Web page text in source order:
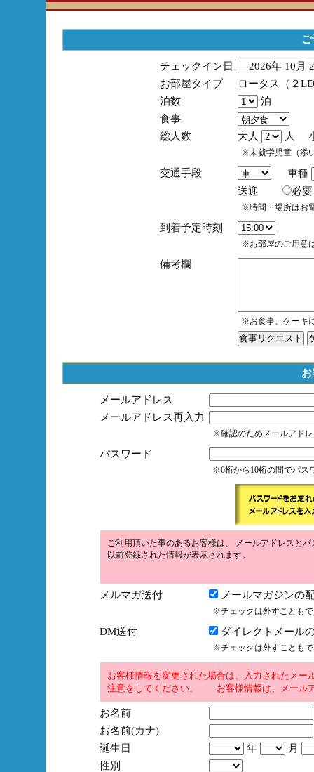
チェックイン日
2026年 10
お部屋タイプ
ロータス（２
泊数
泊
食事
総人数
大人 人
※未就学児童（添
交通手段
車種
送迎
※時間・場所はお
到着予定時刻
※お部屋のご用意
備考欄
※お食事、ケーキ
メールアドレス
メールアドレス再入力
※確認のためメールアド
パスワード
※6桁から10桁の間でパス
ご利用頂いた事のあるお客様は、 メールアドレスと
以前登録された情報が表示されます。
メルマガ送付 メールマガジンの
※チェックは外すことも
DM送付 ダイレクトメール
※チェックは外すことも
お客様情報を変更された場合は、入力されたメ
注意をしてください。 お客様情報は、メール
お名前
お名前(カナ)
誕生日
年
月
性別